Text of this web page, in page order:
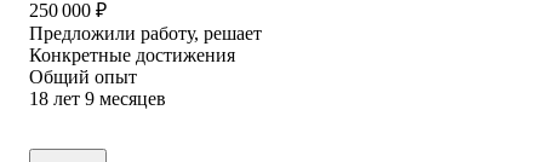
250 000 ₽
Предложили работу, решает
Конкретные достижения
Общий опыт
18 лет 9 месяцев